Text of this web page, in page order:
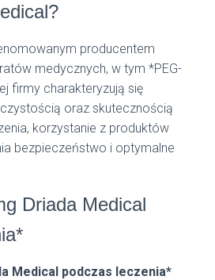
producentem
medycznych, w tym *PEG-
firmy charakteryzują się
oraz skutecznością
korzystanie z produktów
bezpieczeństwo i optymalne
Driada Medical
Medical podczas leczenia*